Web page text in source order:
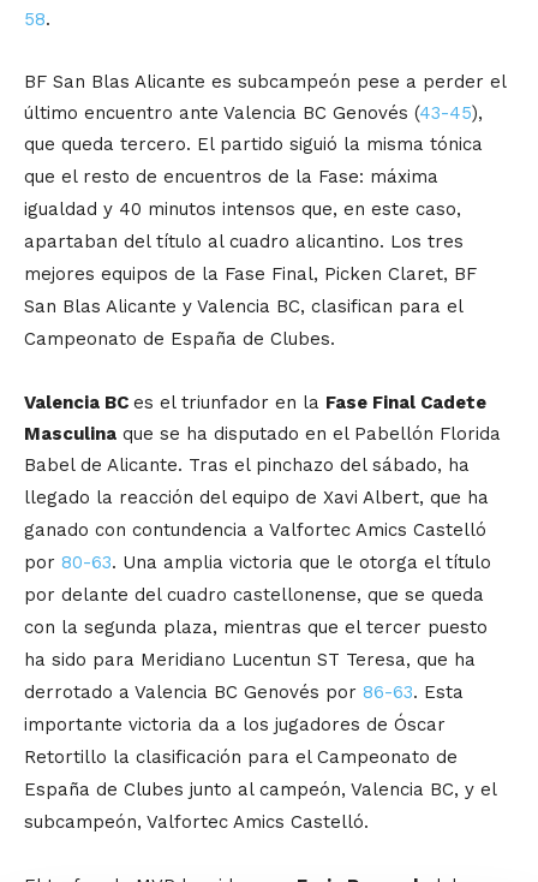
58.
BF San Blas Alicante es subcampeón pese a perder el
último encuentro ante Valencia BC Genovés (43-45),
que queda tercero. El partido siguió la misma tónica
que el resto de encuentros de la Fase: máxima
igualdad y 40 minutos intensos que, en este caso,
apartaban del título al cuadro alicantino. Los tres
mejores equipos de la Fase Final, Picken Claret, BF
San Blas Alicante y Valencia BC, clasifican para el
Campeonato de España de Clubes.
Valencia BC es el triunfador en la Fase Final Cadete
Masculina que se ha disputado en el Pabellón Florida
Babel de Alicante. Tras el pinchazo del sábado, ha
llegado la reacción del equipo de Xavi Albert, que ha
ganado con contundencia a Valfortec Amics Castelló
por 80-63. Una amplia victoria que le otorga el título
por delante del cuadro castellonense, que se queda
con la segunda plaza, mientras que el tercer puesto
ha sido para Meridiano Lucentun ST Teresa, que ha
derrotado a Valencia BC Genovés por 86-63. Esta
importante victoria da a los jugadores de Óscar
Retortillo la clasificación para el Campeonato de
España de Clubes junto al campeón, Valencia BC, y el
subcampeón, Valfortec Amics Castelló.